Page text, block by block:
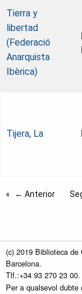
Tierra y
libertad
(Federació
Anarquista
Ibèrica)
Tijera, La
← Anterior
(c) 2019 Biblioteca de
Barcelona.
Tlf.:+34 93 270 23
Per a qualsevol dubte